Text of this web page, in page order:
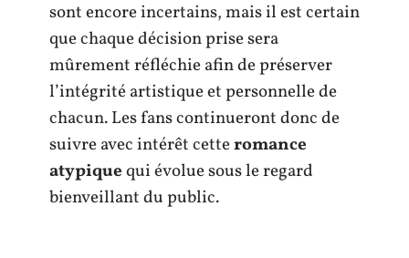
sont encore incertains, mais il est certain
que chaque décision prise sera
mûrement réfléchie afin de préserver
l’intégrité artistique et personnelle de
chacun. Les fans continueront donc de
suivre avec intérêt cetteromance
atypiquequi évolue sous le regard
bienveillant du public.